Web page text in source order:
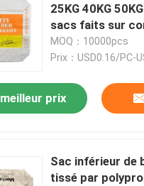
25KG 40KG
sacs faits sur
polypropylène de
inférieur
MOQ：10000pcs
Prix：USD0.16/PC-
meilleur prix
Sac inférieur de
tissé par